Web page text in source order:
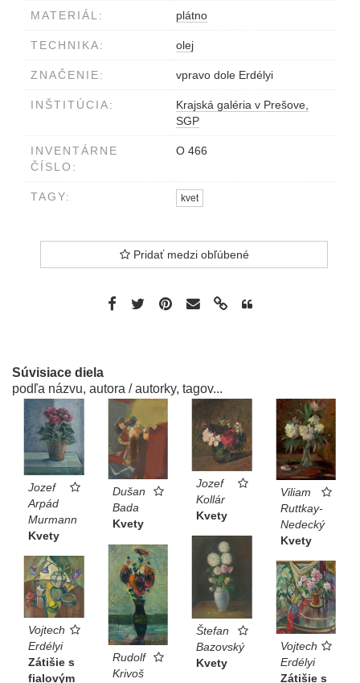
MATERIÁL: plátno
TECHNIKA: olej
ZNAČENIE: vpravo dole Erdélyi
INŠTITÚCIA:
Krajská galéria v Prešove,
SGP
INVENTÁRNE
ČÍSLO:
O 466
TAGY: kvet
Pridať medzi obľúbené
Súvisiace diela
podľa názvu, autora / autorky, tagov...
Jozef
Arpád
Murmann
Kvety
Dušan
Bada
Kvety
Jozef
Kollár
Kvety
Viliam
Ruttkay-
Nedecký
Kvety
Štefan
Bazovský
Kvety
Rudolf
Krivoš
Vojtech
Erdélyi
Zátišie s
fialovým
Vojtech
Erdélyi
Zátišie s